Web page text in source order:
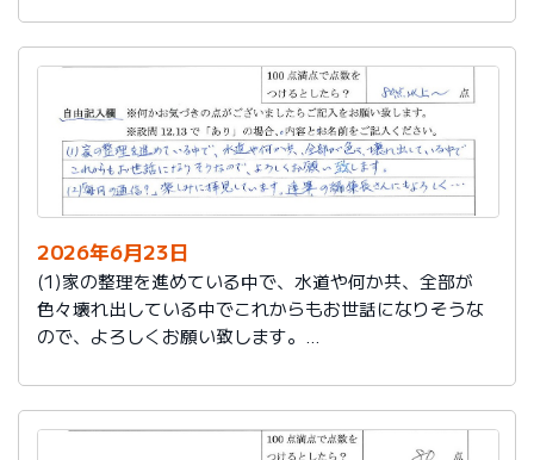
2026年6月23日
(1)家の整理を進めている中で、水道や何か共、全部が
色々壊れ出している中でこれからもお世話になりそうな
ので、よろしくお願い致します。
集長さんにもよろしく…